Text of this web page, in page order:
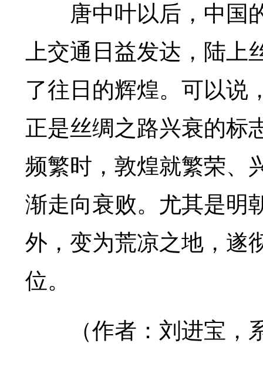
唐中叶以后，中国的
上交通日益发达，陆
了往日的辉煌。可以说
正是丝绸之路兴衰的标
频繁时，敦煌就繁荣、
渐走向衰败。尤其是明
外，变为荒凉之地，遂
位。
（作者：刘进宝，系